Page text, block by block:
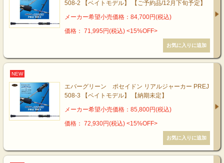
508-2 【ベイトモデル】 【ご予約品/12月下旬予定】
メーカー希望小売価格：84,700円(税込)
価格： 71,995円(税込) <15%OFF>
NEW
エバーグリーン ポセイドン リアルジャーカー PREJ
508-3 【ベイトモデル】 【納期未定】
メーカー希望小売価格：85,800円(税込)
価格： 72,930円(税込) <15%OFF>